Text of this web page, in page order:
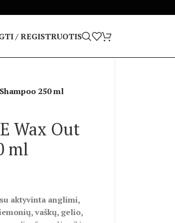
/ REGISTRUOTIS
250 ml
Wax Out
ml
aktyvinta anglimi,
vaškų, gelio,